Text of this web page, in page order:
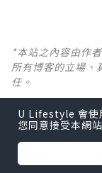
*本站之內容由作
所有博客的立場、
任。
【 U Creator
出Post賺現金
【 睇Post + 參
U Lifestyle 會使
您同意接受本網